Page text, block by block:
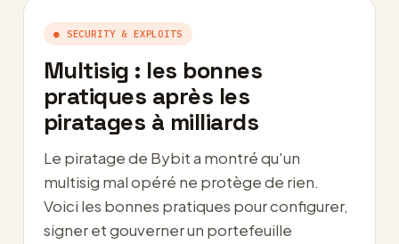
● SECURITY & EXPLOITS
Multisig : les bonnes
pratiques après les
piratages à milliards
Le piratage de Bybit a montré qu'un
multisig mal opéré ne protège de rien.
Voici les bonnes pratiques pour configurer,
signer et gouverner un portefeuille